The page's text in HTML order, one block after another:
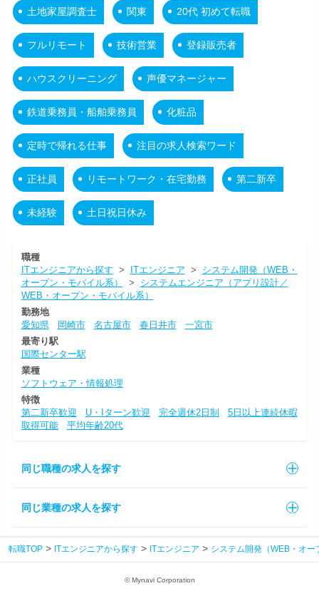
土地家屋調査士 関東 20代 初めて転職
フルリモート 技術営業 登録販売者
ハウスクリーニング 声優マネージャー
鉄道乗務員・船舶乗務員 化粧品
定時で帰れる仕事 注目の求人検索ワード
正社員 リモートワーク・在宅勤務 第二新卒
未経験 土日祝日休み
職種
ITエンジニアから探す > ITエンジニア > システム開発（WEB・
オープン・モバイル系）
> システムエンジニア（アプリ設計／
WEB・オープン・モバイル系）
勤務地
愛知県
岡崎市 名古屋市 春日井市
一宮市
最寄り駅
国際センター駅
業種
ソフトウェア・情報処理
特徴
第二新卒歓迎
U・Iターン歓迎 完全週休2日制
5日以上連続休暇
取得可能
平均年齢20代
同じ職種の求人を探す
同じ業種の求人を探す
転職TOP ITエンジニアから探す ITエンジニア システム開発（WEB・オ
© Mynavi Corporation